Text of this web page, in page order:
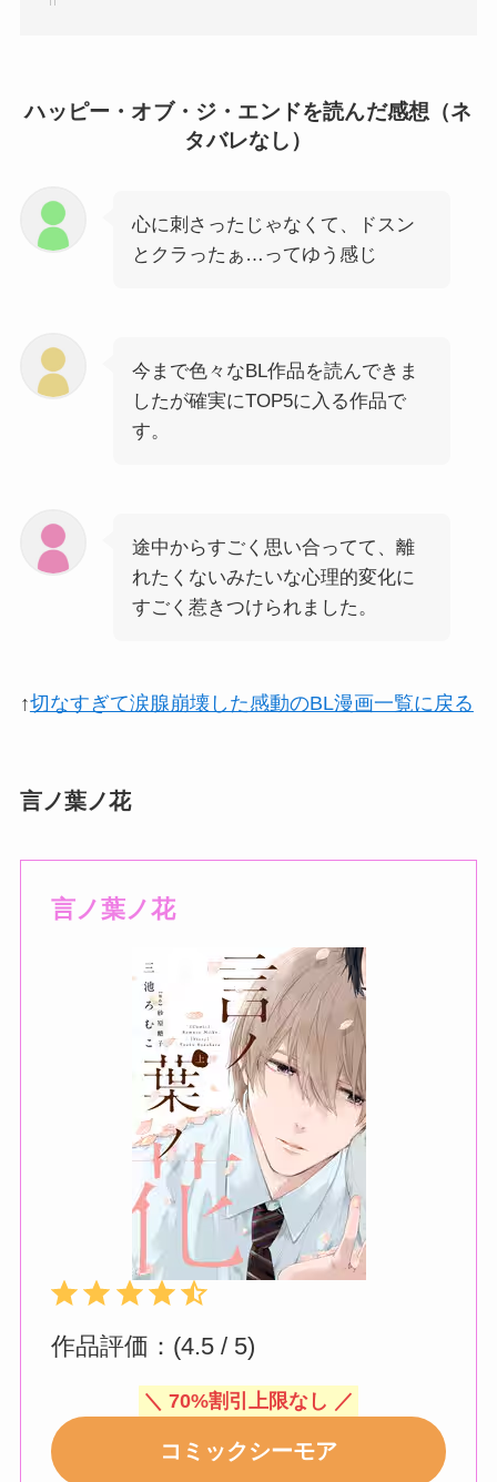
ハッピー・オブ・ジ・エンドを読んだ感想（ネ
タバレなし）
心に刺さったじゃなくて、ドスン
とクラったぁ…ってゆう感じ
今まで色々なBL作品を読んできま
したが確実にTOP5に入る作品で
す。
途中からすごく思い合ってて、離
れたくないみたいな心理的変化に
すごく惹きつけられました。
↑切なすぎて涙腺崩壊した感動のBL漫画一覧に戻る
言ノ葉ノ花
言ノ葉ノ花
⭐⭐⭐⭐⭐ 評価 :4.5/5。
作品評価：(4.5 / 5)
＼ 70%割引上限なし ／
コミックシーモア